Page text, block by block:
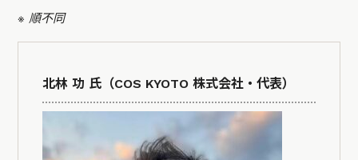
※ 順不同
北林 功 氏（COS KYOTO 株式会社・代表）